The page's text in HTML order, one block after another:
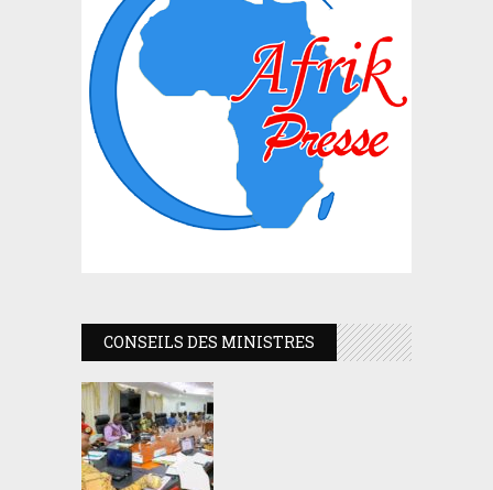
CONSEILS DES MINISTRES